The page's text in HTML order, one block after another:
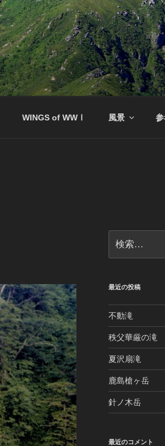
WINGS of WWⅠ 風景
索:
最近の投稿
不動滝
秩父華厳の滝
夏沢扇滝
鹿島槍ヶ岳
針ノ木岳
最近のコメント